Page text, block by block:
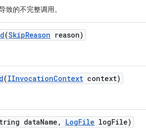
致的不完整调用。
(SkipReason reason)
(IInvocationContext context)
dataName , LogFile logFile)